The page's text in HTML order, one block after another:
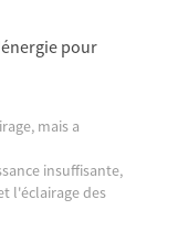
pour
mais a
insuffisante,
l'éclairage des